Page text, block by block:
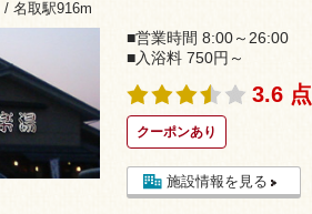
/ 名取駅916m
■営業時間 8:00～26:00
■入浴料 750円～
3.6 点
クーポンあり
施設情報を見る